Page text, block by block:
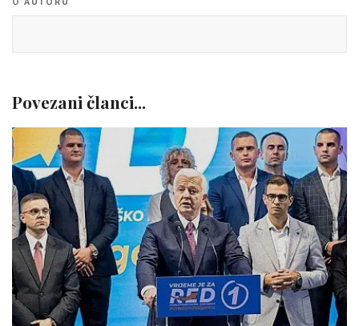
Povezani članci...